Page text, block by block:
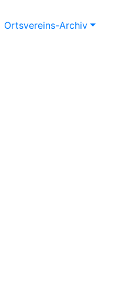
Ortsvereins-Archiv